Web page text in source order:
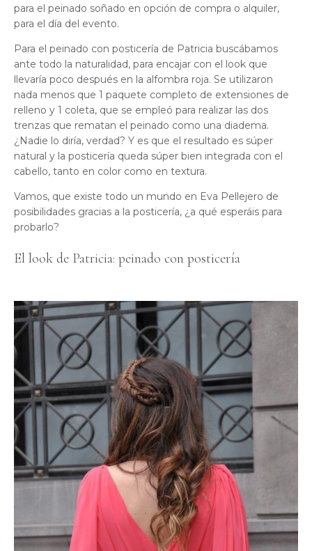
para el peinado soñado en opción de compra o alquiler,
para el día del evento.
Para el peinado con posticería de Patricia buscábamos
ante todo la naturalidad, para encajar con el look que
llevaría poco después en la alfombra roja. Se utilizaron
nada menos que 1 paquete completo de extensiones de
relleno y 1 coleta, que se empleó para realizar las dos
trenzas que rematan el peinado como una diadema.
¿Nadie lo diría, verdad? Y es que el resultado es súper
natural y la posticería queda súper bien integrada con el
cabello, tanto en color como en textura.
Vamos, que existe todo un mundo en Eva Pellejero de
posibilidades gracias a la posticería, ¿a qué esperáis para
probarlo?
El look de Patricia: peinado con posticería